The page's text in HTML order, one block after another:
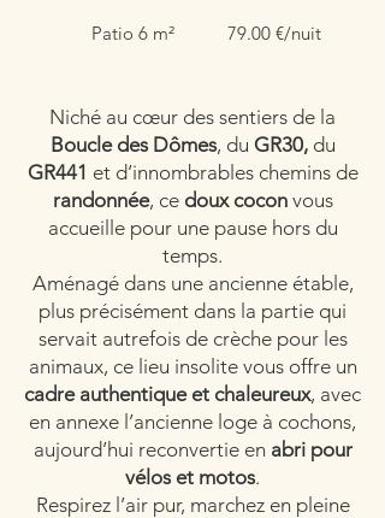
Patio 6 m² 79.00 €/nuit
Niché au cœur des sentiers de la
Boucle des Dômes, du GR30,du
GR441 et d’innombrables chemins de
randonnée, ce doux coconvous
accueille pour une pause hors du
temps.
Aménagé dans une ancienne étable,
plus précisément dans la partie qui
servait autrefois de crèche pour les
animaux, ce lieu insolite vous offre un
cadre authentique et chaleureux, avec
en annexe l’ancienne loge à cochons,
aujourd’hui reconvertie en abri pour
vélos et motos.
Respirez l’air pur, marchez en pleine